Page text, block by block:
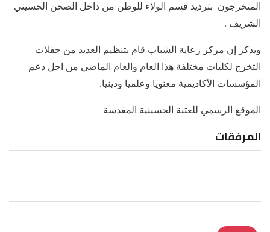
المتخرجون بترديد قسم الولاء للوطن من داخل الصحن الحسيني
الشريف .
ويذكر إن مركز رعاية الشباب قام بتنظيم العديد من حفلات
التخرج لكليات مختلفة هذا العام والعام الماضي من اجل دعم
المؤسسات الأكاديمية معنويا وعلميا ودينيا.
الموقع الرسمي للعتبة الحسينية المقدسة
المرفقات